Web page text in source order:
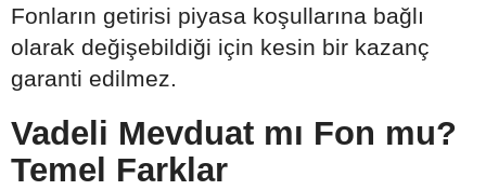
Fonların getirisi piyasa koşullarına bağlı
olarak değişebildiği için kesin bir kazanç
garanti edilmez.
Vadeli Mevduat mı Fon mu?
Temel Farklar